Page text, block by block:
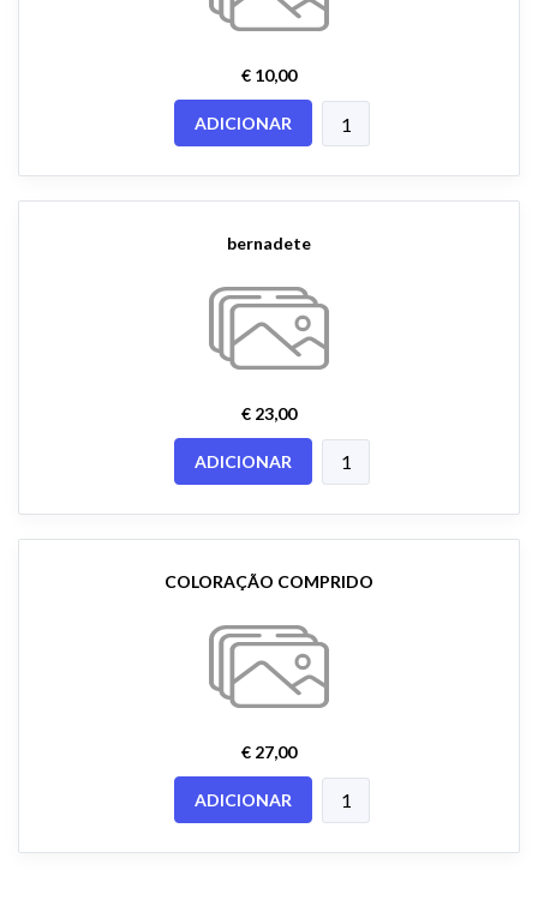
€ 10,00
ADICIONAR
bernadete
€ 23,00
ADICIONAR
COLORAÇÃO COMPRIDO
€ 27,00
ADICIONAR